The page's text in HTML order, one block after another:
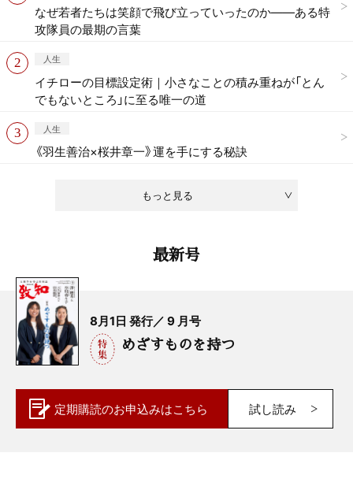
もっと見る
なぜ若者たちは笑顔で飛び立っていったのか——ある特
攻隊員の最期の言葉
人生
イチローの目標設定術｜小さなことの積み重ねが「とん
でもないところ」に至る唯一の道
人生
《羽生善治×桜井章一》運を手にする秘訣
最新号
8月1日 発行／ 9 月号
めざすものを持つ
定期購読のお申込みはこちら 試し読み